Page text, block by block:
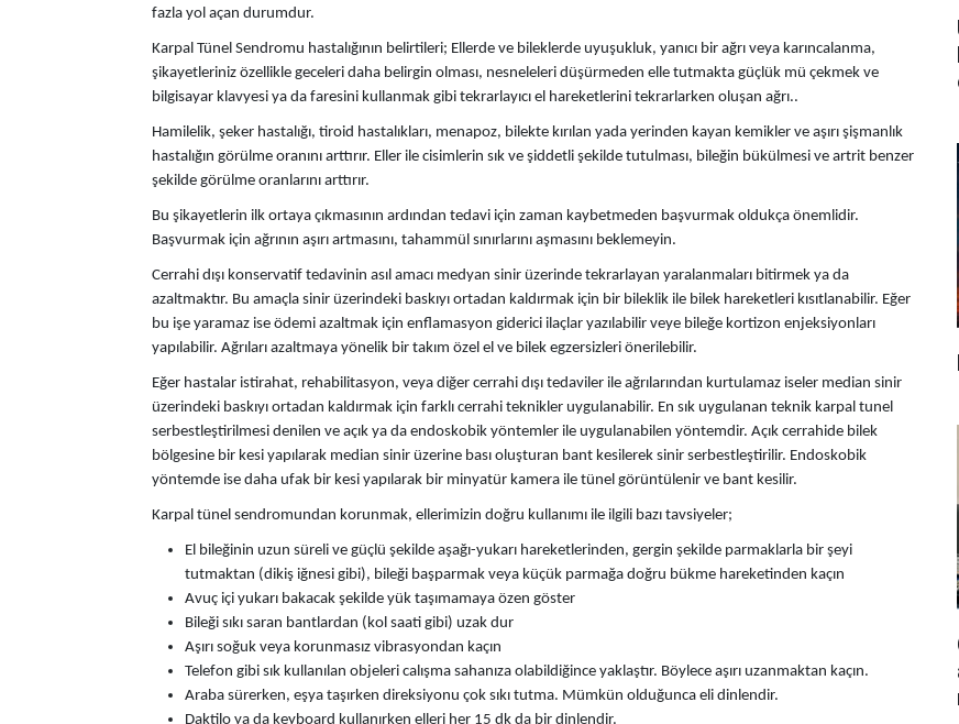
fazla yol açan durumdur.
Karpal Tünel Sendromu hastalığının belirtileri; Ellerde ve bileklerde uyuşukluk, yanıcı bir ağrı veya karıncalanma,
şikayetleriniz özellikle geceleri daha belirgin olması, nesneleleri düşürmeden elle tutmakta güçlük mü çekmek ve
bilgisayar klavyesi ya da faresini kullanmak gibi tekrarlayıcı el hareketlerini tekrarlarken oluşan ağrı..
Hamilelik, şeker hastalığı, tiroid hastalıkları, menapoz, bilekte kırılan yada yerinden kayan kemikler ve aşırı şişmanlık
hastalığın görülme oranını arttırır. Eller ile cisimlerin sık ve şiddetli şekilde tutulması, bileğin bükülmesi ve artrit benzer
şekilde görülme oranlarını arttırır.
Bu şikayetlerin ilk ortaya çıkmasının ardından tedavi için zaman kaybetmeden başvurmak oldukça önemlidir.
Başvurmak için ağrının aşırı artmasını, tahammül sınırlarını aşmasını beklemeyin.
Cerrahi dışı konservatif tedavinin asıl amacı medyan sinir üzerinde tekrarlayan yaralanmaları bitirmek ya da
azaltmaktır. Bu amaçla sinir üzerindeki baskıyı ortadan kaldırmak için bir bileklik ile bilek hareketleri kısıtlanabilir. Eğer
bu işe yaramaz ise ödemi azaltmak için enflamasyon giderici ilaçlar yazılabilir veye bileğe kortizon enjeksiyonları
yapılabilir. Ağrıları azaltmaya yönelik bir takım özel el ve bilek egzersizleri önerilebilir.
Eğer hastalar istirahat, rehabilitasyon, veya diğer cerrahi dışı tedaviler ile ağrılarından kurtulamaz iseler median sinir
üzerindeki baskıyı ortadan kaldırmak için farklı cerrahi teknikler uygulanabilir. En sık uygulanan teknik karpal tunel
serbestleştirilmesi denilen ve açık ya da endoskobik yöntemler ile uygulanabilen yöntemdir. Açık cerrahide bilek
bölgesine bir kesi yapılarak median sinir üzerine bası oluşturan bant kesilerek sinir serbestleştirilir. Endoskobik
yöntemde ise daha ufak bir kesi yapılarak bir minyatür kamera ile tünel görüntülenir ve bant kesilir.
Karpal tünel sendromundan korunmak, ellerimizin doğru kullanımı ile ilgili bazı tavsiyeler;
El bileğinin uzun süreli ve güçlü şekilde aşağı-yukarı hareketlerinden, gergin şekilde parmaklarla bir şeyi
tutmaktan (dikiş iğnesi gibi), bileği başparmak veya küçük parmağa doğru bükme hareketinden kaçın
Avuç içi yukarı bakacak şekilde yük taşımamaya özen göster
Bileği sıkı saran bantlardan (kol saati gibi) uzak dur
Aşırı soğuk veya korunmasız vibrasyondan kaçın
Telefon gibi sık kullanılan objeleri calışma sahanıza olabildiğince yaklaştır. Böylece aşırı uzanmaktan kaçın.
Araba sürerken, eşya taşırken direksiyonu çok sıkı tutma. Mümkün olduğunca eli dinlendir.
Daktilo ya da keyboard kullanırken elleri her 15 dk da bir dinlendir.